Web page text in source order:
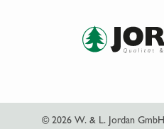
© 2026 W. & L. Jordan GmbH